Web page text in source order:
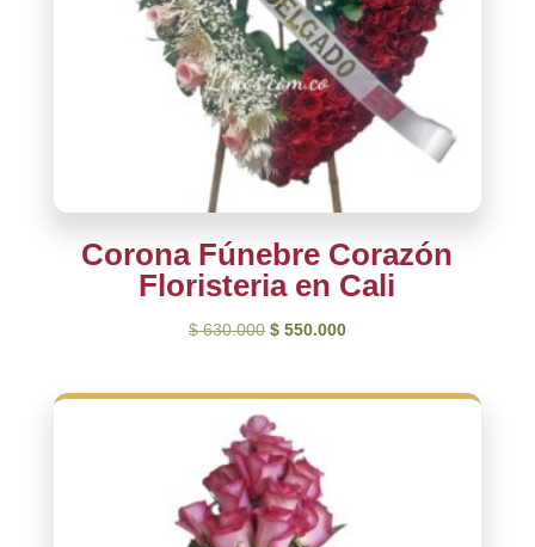
Corona Fúnebre Corazón
Floristeria en Cali
$630.000 El
$ 630.000.
$550.000El